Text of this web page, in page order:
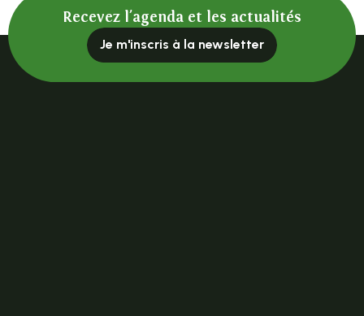
Recevez l'agenda et les actualités
Je m'inscris à la newsletter